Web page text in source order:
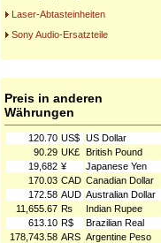
Laser-Abtasteinheiten
Sony Audio-Ersatzteile
Preis in anderen
Währungen
120.70 US$ US Dollar
90.29 UK£ British Pound
19,682 ¥
Japanese Yen
170.03 CAD Canadian Dollar
172.58 AUD Australian Dollar
11,655.67 ₨
Indian Rupee
613.10 R$
Brazilian Real
178,743.58 ARS Argentine Peso